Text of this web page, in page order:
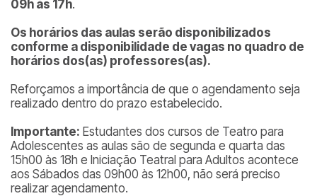
09h às 17h.
Os horários das aulas serão disponibilizados
conforme a disponibilidade de vagas no quadro de
horários dos(as) professores(as).
Reforçamos a importância de que o agendamento seja
realizado dentro do prazo estabelecido.
Importante: Estudantes dos cursos de Teatro para
Adolescentes as aulas são de segunda e quarta das
15h00 às 18h e Iniciação Teatral para Adultos acontece
aos Sábados das 09h00 às 12h00, não será preciso
realizar agendamento.